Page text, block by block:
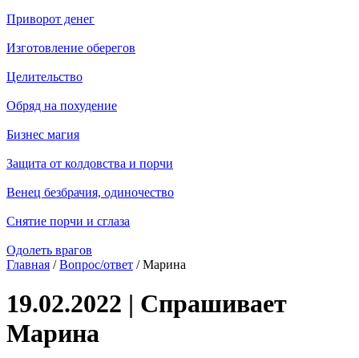
Приворот денег
Изготовление оберегов
Целительство
Обряд на похудение
Бизнес магия
Защита от колдовства и порчи
Венец безбрачия, одиночество
Снятие порчи и сглаза
Одолеть врагов
Главная /Вопрос/ответ / Марина
19.02.2022 | Спрашивает
Марина